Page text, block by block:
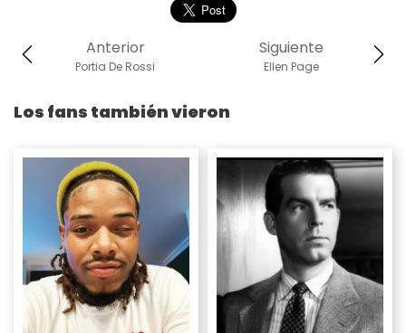
Siguiente
Ellen Page
Anterior
Portia De Rossi
Los fans también vieron